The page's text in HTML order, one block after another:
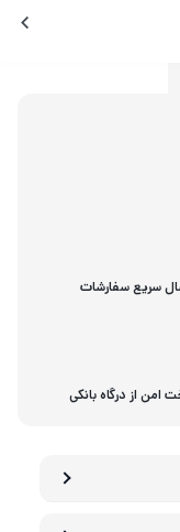
سریع سفارشات
امن از درگاه بانکی